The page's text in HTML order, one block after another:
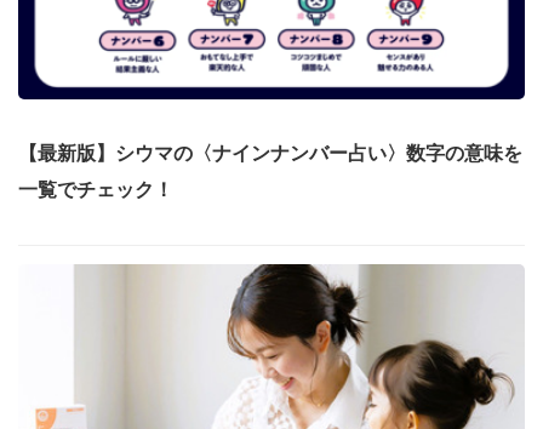
【最新版】シウマの〈ナインナンバー占い〉数字の意味を
一覧でチェック！